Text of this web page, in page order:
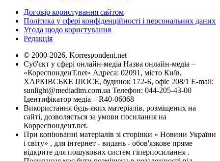
Договір користування сайтом
Політика у сфері конфіденційності і персональних даних
Угода щодо користування
Редакція
© 2000-2026, Korrespondent.net
Суб'єкт у сфері онлайн-медіа Назва онлайн-медіа –
«КореспонденТ.net» Адреса: 02091, місто Київ,
ХАРКІВСЬКЕ ШОСЕ, будинок 172-Б, офіс 208/1 E-mail:
sunlight@mediadim.com.ua Телефон: 044-205-43-00
Ідентифікатор медіа – R40-06068
Використання будь-яких матеріалів, розміщених на
сайті, дозволяється за умови посилання на
Корреспондент.net.
При копіюванні матеріалів зі сторінки « Новини України
і світу» , для інтернет - видань - обов'язкове пряме
відкрите для пошукових систем гіперпосилання .